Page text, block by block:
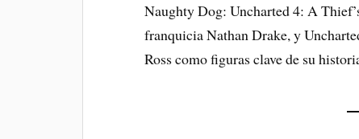
Naughty Dog: Uncharted 4: A
franquicia Nathan Drake, y
Ross como figuras clave de su